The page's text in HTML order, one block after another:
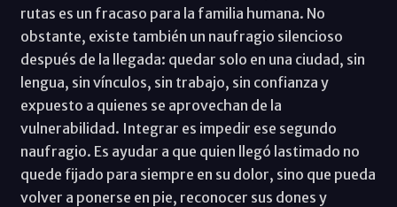
rutas es un fracaso para la familia humana. No
obstante, existe también un naufragio silencioso
después de la llegada: quedar solo en una ciudad, sin
lengua, sin vínculos, sin trabajo, sin confianza y
expuesto a quienes se aprovechan de la
vulnerabilidad. Integrar es impedir ese segundo
naufragio. Es ayudar a que quien llegó lastimado no
quede fijado para siempre en su dolor, sino que pueda
volver a ponerse en pie, reconocer sus dones y